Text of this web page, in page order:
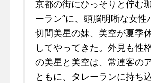
京都の街にひっそりと佇む
ーラン”に、頭脳明晰な女性
切間美星の妹、美空が夏季
してやってきた。外見も性
の美星と美空は、常連客の
ともに、タレーランに持ち